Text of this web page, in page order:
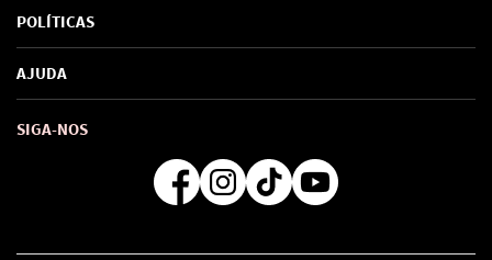
Sobre Nós
Marcas
SAC de marcas
Como comprar
POLÍTICAS
Política de Privacidade
Troca e Devoluções
Formas de Pagamento
Regra de Frete Grátis
AJUDA
SIGA-NOS